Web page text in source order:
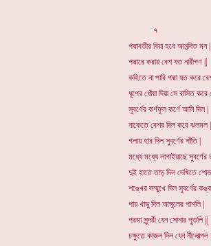
৭
পদ্মাবতীর বিয়া হবে আনন্দিত মন |
পদ্মারে করায় বেশ যত নারীগণ ||
কহিতে না পারি পদ্মা যত করে
ধূপের ধোঁয়া দিয়া সে বাসিত
সুবর্ণের কর্ণফুল কর্ণে আনি দিল |
নাকেতে বেশর দিল করে ঝলমল
গলায় হার দিল সুবর্ণের পাঁতি |
মধ্যে মধ্যে লাগাইয়াছে সুবর্ণের
দুই হাতে তাড় দিল দেখিতে
শঙ্খের সম্মুখে দিল সুবর্ণের
পায় খাড়ু দিল আঙ্গুলের পাশলি |
পরমা সুন্দরী যেন সোনার পুতলি ||
চক্ষুতে কাজল দিল যেন নীলোত্পল |